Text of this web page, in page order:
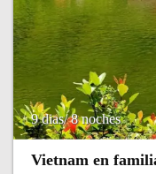
9 dias/ 8 noches
Vietnam en